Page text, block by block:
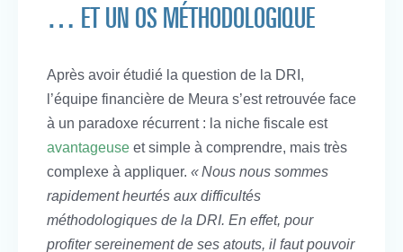
… ET UN OS MÉTHODOLOGIQUE
Après avoir étudié la question de la DRI,
l’équipe financière de Meura s’est retrouvée face
à un paradoxe récurrent : la niche fiscale est
avantageuse et simple à comprendre, mais très
complexe à appliquer. « Nous nous sommes
rapidement heurtés aux difficultés
méthodologiques de la DRI. En effet, pour
profiter sereinement de ses atouts, il faut pouvoir